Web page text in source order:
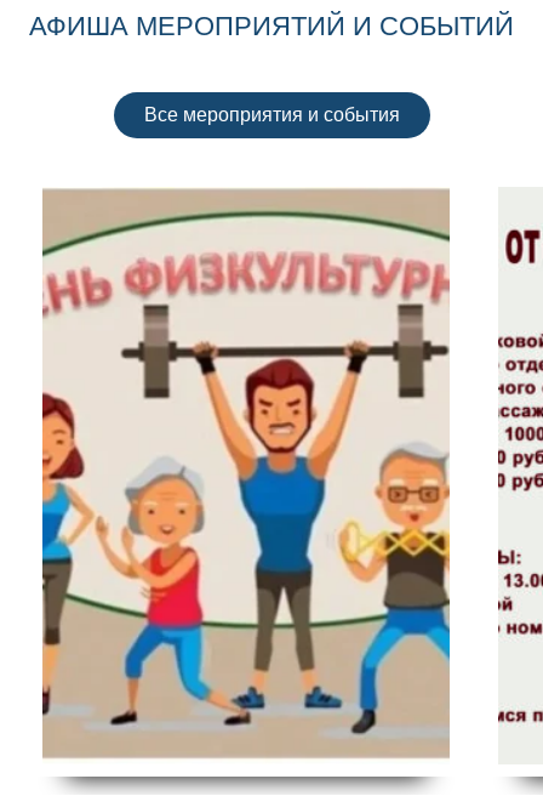
АФИША МЕРОПРИЯТИЙ И СОБЫТИЙ
Все мероприятия и события
мероприятия,
📍 Место:
8 июля — тёплый
самым важным
В этот день мы
— пример
а ещё говорим
их […]
ДЕНЬ РЕЧНИКА.
3 июля в 14.00 пройдет праздничное
посвященное Дню речника на площади
округа «Жатай». 🌊 День речника — особый
для нашего поселка: река и флот — важная
нашей истории и жизни. В этот день мы
благодарностью чествуем тех, кто трудится
обеспечивает навигацию и связывает берега.
Что вас ждет: Приходите всей […]